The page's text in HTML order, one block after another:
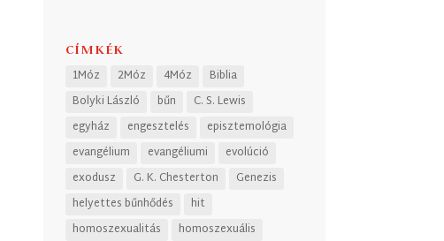
CÍMKÉK
1Móz 2Móz 4Móz
Biblia
Bolyki László
bűn
C. S. Lewis
egyház
engesztelés
episztemológia
evangélium
evangéliumi
evolúció
exodusz
G. K. Chesterton
Genezis
helyettes bűnhődés
hit
homoszexualitás
homoszexuális